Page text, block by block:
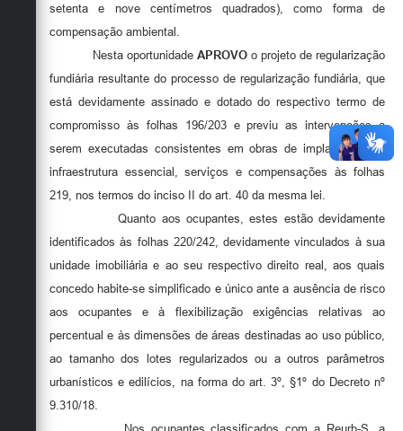
setenta e nove centímetros quadrados), como forma de
compensação ambiental.
Nesta oportunidade APROVO o projeto de regularização
fundiária resultante do processo de regularização fundiária, que
está devidamente assinado e dotado do respectivo termo de
compromisso às folhas 196/203 e previu as intervenções a
serem executadas consistentes em obras de implantação da
infraestrutura essencial, serviços e compensações às folhas
219, nos termos do inciso II do art. 40 da mesma lei.
Quanto aos ocupantes, estes estão devidamente
identificados às folhas 220/242, devidamente vinculados à sua
unidade imobiliária e ao seu respectivo direito real, aos quais
concedo habite-se simplificado e único ante a ausência de risco
aos ocupantes e à flexibilização exigências relativas ao
percentual e às dimensões de áreas destinadas ao uso público,
ao tamanho dos lotes regularizados ou a outros parâmetros
urbanísticos e edilícios, na forma do art. 3º, §1º do Decreto nº
9.310/18.